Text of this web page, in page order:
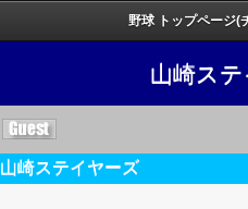
野球 トップページ(
山崎ス
山崎ステイヤーズ